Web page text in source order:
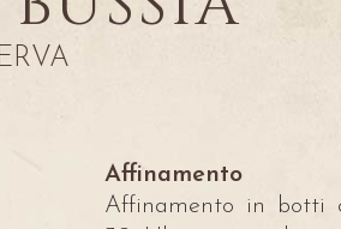
Affinamento
Affinamento in botti